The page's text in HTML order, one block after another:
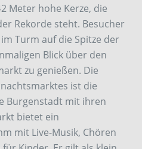
Meter hohe Kerze, die
Rekorde steht. Besucher
Turm auf die Spitze der
Blick über den
zu genießen. Die
ist die
Burgenstadt mit ­ihren
bietet ein
mit Live-Musik, Chören